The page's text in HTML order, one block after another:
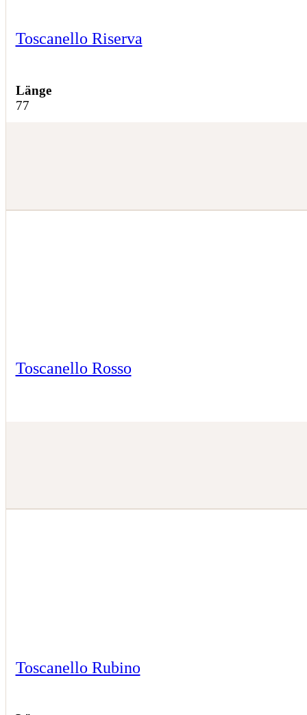
Toscanello Riserva
Länge
77
Toscanello Rosso
Toscanello Rubino